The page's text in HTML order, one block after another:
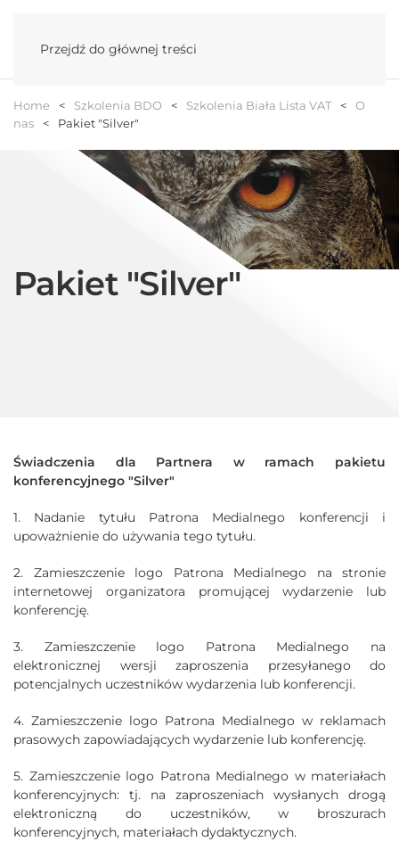
Przejdź do głównej treści
Home Szkolenia BDO Szkolenia Biała Lista VAT
O
nas
Pakiet "Silver"
Pakiet "Silver"
Świadczenia dla Partnera w ramach pakietu
konferencyjnego "Silver"
1. Nadanie tytułu Patrona Medialnego konferencji i
upoważnienie do używania tego tytułu.
2. Zamieszczenie logo Patrona Medialnego na stronie
internetowej organizatora promującej wydarzenie lub
konferencję.
3. Zamieszczenie logo Patrona Medialnego na
elektronicznej wersji zaproszenia przesyłanego do
potencjalnych uczestników wydarzenia lub konferencji.
4. Zamieszczenie logo Patrona Medialnego w reklamach
prasowych zapowiadających wydarzenie lub konferencję.
5. Zamieszczenie logo Patrona Medialnego w materiałach
konferencyjnych: tj. na zaproszeniach wysłanych drogą
elektroniczną do uczestników, w broszurach
konferencyjnych, materiałach dydaktycznych.